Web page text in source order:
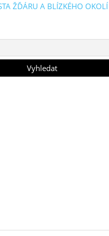
ŽĎÁRU A BLÍZKÉHO OKOLÍ